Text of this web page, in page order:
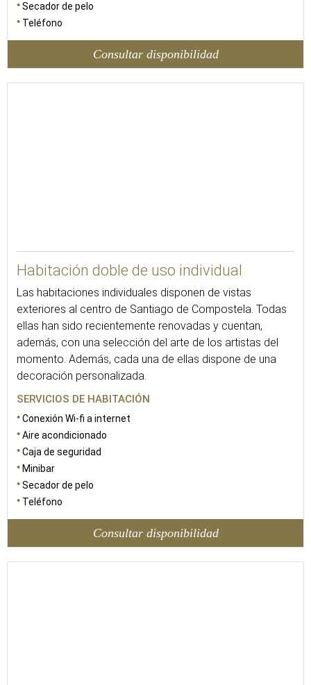
Secador de pelo
Teléfono
Consultar disponibilidad
Habitación doble de uso individual
Las habitaciones individuales disponen de vistas
exteriores al centro de Santiago de Compostela. Todas
ellas han sido recientemente renovadas y cuentan,
además, con una selección del arte de los artistas del
momento. Además, cada una de ellas dispone de una
decoración personalizada.
SERVICIOS DE HABITACIÓN
Conexión Wi-fi a internet
Aire acondicionado
Caja de seguridad
Minibar
Secador de pelo
Teléfono
Consultar disponibilidad